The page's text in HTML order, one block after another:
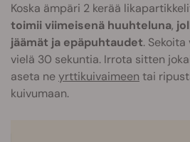
Koska ämpäri 2 kerää
toimii viimeisenä huuhteluna,
jäämät ja epäpuhtaudet.
vielä 30 sekuntia. Irrota sitten
aseta neyrttikuivaimeen tai
kuivumaan.